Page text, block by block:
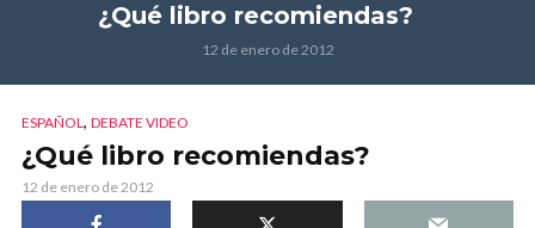
¿Qué libro recomiendas?
12 de enero de 2012
ESPAÑOL, DEBATE VIDEO
¿Qué libro recomiendas?
12 de enero de 2012